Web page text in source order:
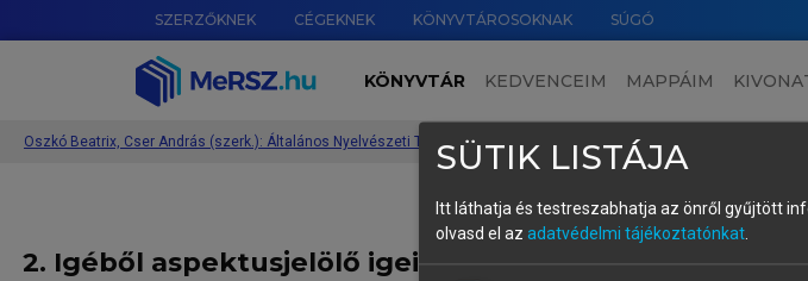
SZERZŐKNEK CÉGEKNEK KÖNYVTÁROSOKNAK SÚGÓ
KÖNYVTÁR KEDVENCEIM MAPPÁIM
Oszkó Beatrix, Cser András (szerk.): Általános Nyelvészeti Tanulmányok XXXVII. ›
2. Igéből aspektusjelölő igei affixum: kamassz
SÜTIK LISTÁJA
Itt láthatja és testreszabhatja az önről gyűjtött
olvasd el az adatvédelmi tájékoztatónkat.